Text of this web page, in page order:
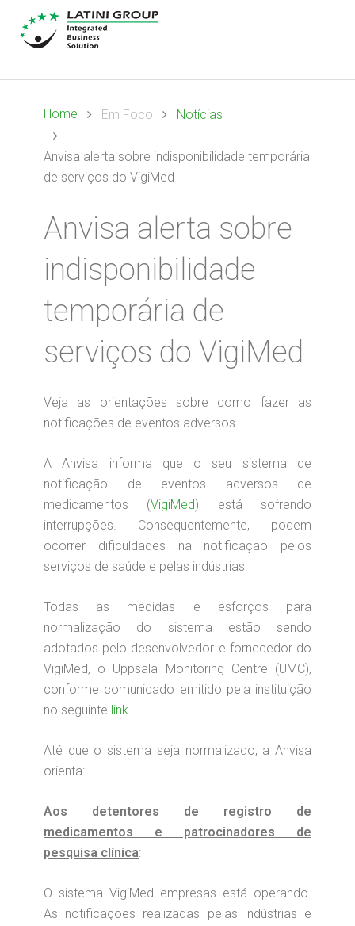
Home Em Foco Notícias
Anvisa alerta sobre indisponibilidade temporária
de serviços do VigiMed
Anvisa alerta sobre
indisponibilidade
temporária de
serviços do VigiMed
Veja as orientações sobre como fazer as
notificações de eventos adversos.
A Anvisa informa que o seu sistema de
notificação de eventos adversos de
medicamentos (VigiMed) está sofrendo
interrupções. Consequentemente, podem
ocorrer dificuldades na notificação pelos
serviços de saúde e pelas indústrias.
Todas as medidas e esforços para
normalização do sistema estão sendo
adotados pelo desenvolvedor e fornecedor do
VigiMed, o Uppsala Monitoring Centre (UMC),
conforme comunicado emitido pela instituição
no seguinte link.
Até que o sistema seja normalizado, a Anvisa
orienta:
Aos detentores de registro de
medicamentos e patrocinadores de
pesquisa clínica:
O sistema VigiMed empresas está operando.
As notificações realizadas pelas indústrias e